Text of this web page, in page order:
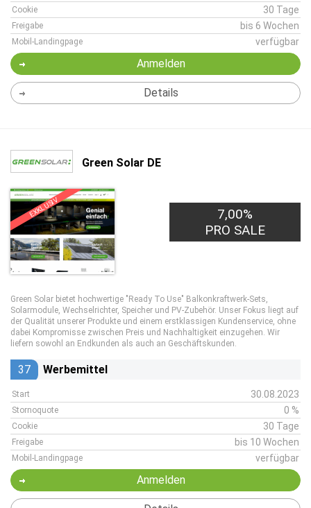
Cookie 30 Tage
Freigabe bis 6 Wochen
Mobil-Landingpage verfügbar
Anmelden
Details
Green Solar DE
EXKLUSIV
7,00%
PRO SALE
Green Solar bietet hochwertige "Ready To Use" Balkonkraftwerk-Sets,
Solarmodule, Wechselrichter, Speicher und PV-Zubehör. Unser Fokus liegt auf
der Qualität unserer Produkte und einem erstklassigen Kundenservice, ohne
dabei Kompromisse zwischen Preis und Nachhaltigkeit einzugehen. Wir
liefern sowohl an Endkunden als auch an Geschäftskunden.
37 Werbemittel
Start 30.08.2023
Stornoquote 0 %
Cookie 30 Tage
Freigabe bis 10 Wochen
Mobil-Landingpage verfügbar
Anmelden